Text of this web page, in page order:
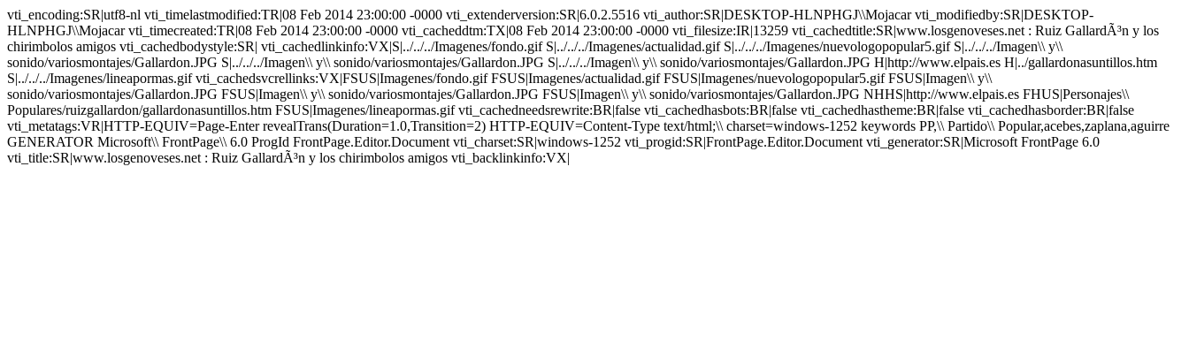
vti_encoding:SR|utf8-nl vti_timelastmodified:TR|08 Feb 2014 23:00:00 -0000 vti_extenderversion:SR|6.0.2.5516 vti_author:SR|DESKTOP-HLNPHGJ\\Mojacar vti_modifiedby:SR|DESKTOP-
HLNPHGJ\\Mojacar vti_timecreated:TR|08 Feb 2014 23:00:00 -0000 vti_cacheddtm:TX|08 Feb 2014 23:00:00 -0000 vti_filesize:IR|13259 vti_cachedtitle:SR|www.losgenoveses.net : Ruiz GallardÃ³n y los
chirimbolos amigos vti_cachedbodystyle:SR| vti_cachedlinkinfo:VX|S|../../../Imagenes/fondo.gif S|../../../Imagenes/actualidad.gif S|../../../Imagenes/nuevologopopular5.gif S|../../../Imagen\\ y\\
sonido/variosmontajes/Gallardon.JPG S|../../../Imagen\\ y\\ sonido/variosmontajes/Gallardon.JPG S|../../../Imagen\\ y\\ sonido/variosmontajes/Gallardon.JPG H|http://www.elpais.es H|../gallardonasuntillos.htm
S|../../../Imagenes/lineapormas.gif vti_cachedsvcrellinks:VX|FSUS|Imagenes/fondo.gif FSUS|Imagenes/actualidad.gif FSUS|Imagenes/nuevologopopular5.gif FSUS|Imagen\\ y\\
sonido/variosmontajes/Gallardon.JPG FSUS|Imagen\\ y\\ sonido/variosmontajes/Gallardon.JPG FSUS|Imagen\\ y\\ sonido/variosmontajes/Gallardon.JPG NHHS|http://www.elpais.es FHUS|Personajes\\
Populares/ruizgallardon/gallardonasuntillos.htm FSUS|Imagenes/lineapormas.gif vti_cachedneedsrewrite:BR|false vti_cachedhasbots:BR|false vti_cachedhastheme:BR|false vti_cachedhasborder:BR|false
vti_metatags:VR|HTTP-EQUIV=Page-Enter revealTrans(Duration=1.0,Transition=2) HTTP-EQUIV=Content-Type text/html;\\ charset=windows-1252 keywords PP,\\ Partido\\ Popular,acebes,zaplana,aguirre
GENERATOR Microsoft\\ FrontPage\\ 6.0 ProgId FrontPage.Editor.Document vti_charset:SR|windows-1252 vti_progid:SR|FrontPage.Editor.Document vti_generator:SR|Microsoft FrontPage 6.0
vti_title:SR|www.losgenoveses.net : Ruiz GallardÃ³n y los chirimbolos amigos vti_backlinkinfo:VX|